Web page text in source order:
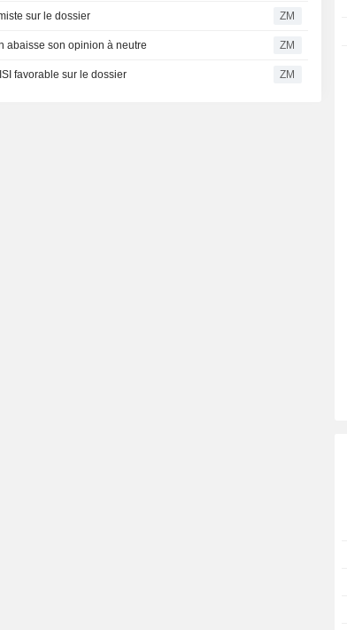
: BTIG optimiste sur le dossier ZM
: TD Cowen abaisse son opinion à neutre ZM
: Evercore ISI favorable sur le dossier ZM